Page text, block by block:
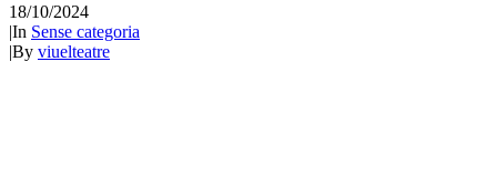
18/10/2024
|In Sense categoria
|By viuelteatre